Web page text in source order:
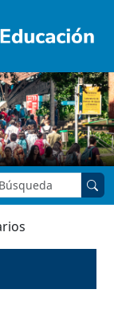
Buscar en el sitio: